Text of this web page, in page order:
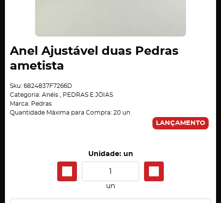
Anel Ajustável duas Pedras
ametista
Sku: 6824837F7266D
Categoria: Anéis
PEDRAS E JÓIAS
Marca: Pedras
Quantidade Máxima para Compra: 20 un
LANÇAMENTO
Unidade: un
un